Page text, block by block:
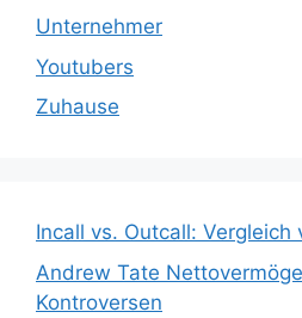
Unternehmer
Youtubers
Zuhause
Incall vs. Outcall: Vergleich
Andrew Tate
Kontroversen